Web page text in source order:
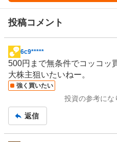
い
い
1
0
0
%
買
い
た
投稿コメント
掲
示
板
記
6c9*****
500円まで無条件でコッコッ
大株主狙いたいねー。
強く買いたい
投資の参考にな
返信